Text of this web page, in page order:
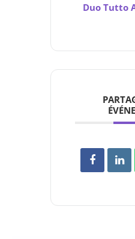
Duo Tutto